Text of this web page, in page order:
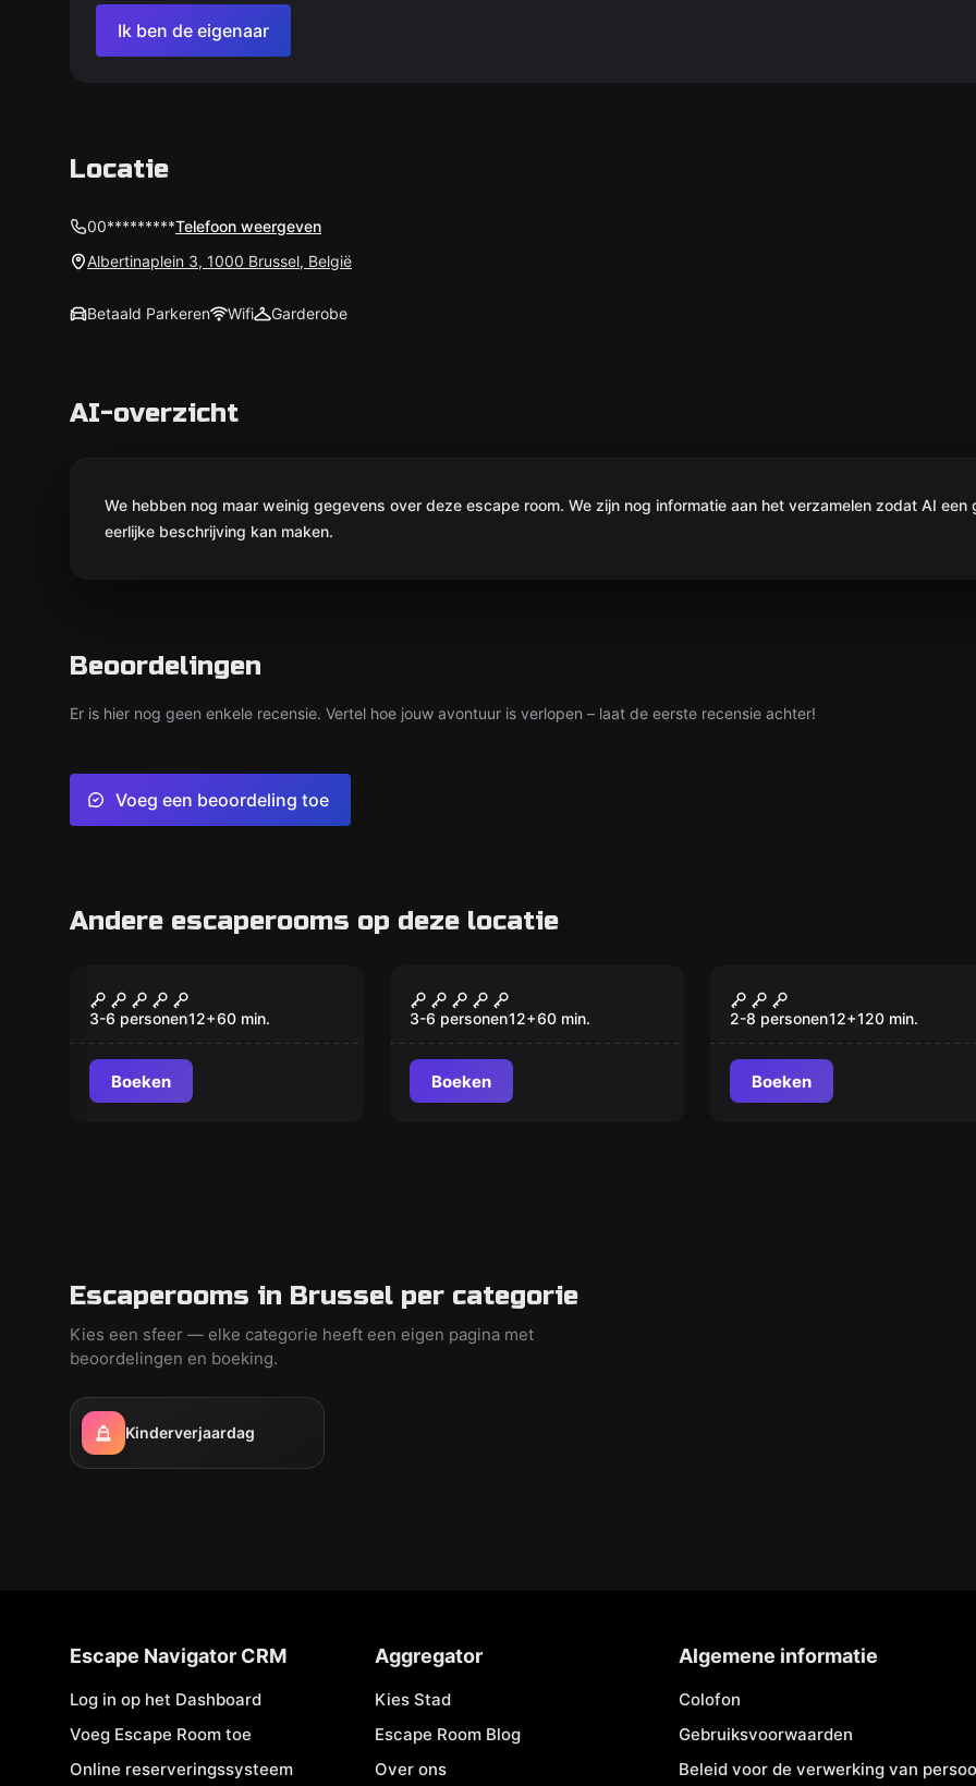
Ik ben de eigenaar
Locatie
00*********Telefoon weergeven
Albertinaplein 3, 1000 Brussel, België
Betaald Parkeren Wifi Garderobe
AI-overzicht
We hebben nog maar weinig gegevens over deze escape room. We zijn nog informatie aan het verzamelen zodat AI een
eerlijke beschrijving kan maken.
Beoordelingen
Er is hier nog geen enkele recensie. Vertel hoe jouw avontuur is verlopen – laat de eerste recensie achter!
Voeg een beoordeling toe
Andere escaperooms op deze locatie
Phileas Fogg's
Residence
3-6 personen12+60 min.
Boeken
Sherlocked
3-6 personen12+60 min.
Boeken
Nieuw
Brussels by Puzzles
2-8 personen12+120 min.
Boeken
Escaperooms in Brussel per categorie
Kies een sfeer — elke categorie heeft een eigen pagina met
beoordelingen en boeking.
Kinderverjaardag
Escape Navigator CRM
Log in op het Dashboard
Voeg Escape Room toe
Online reserveringssysteem
Aggregator
Kies Stad
Escape Room Blog
Over ons
Algemene informatie
Colofon
Gebruiksvoorwaarden
Beleid voor de verwerking van